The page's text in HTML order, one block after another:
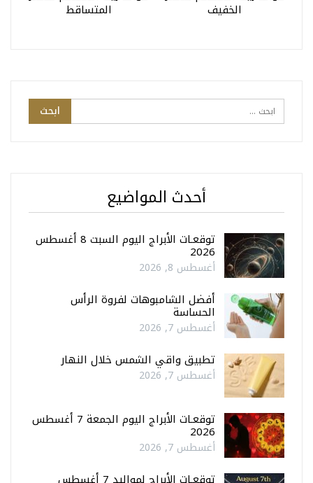
الخفيف المتساقط
أحدث المواضيع
توقعـات الأبراج اليوم السبت 8 أغسطس
2026
أغسطس 8, 2026
أفضل الشامبوهات لفروة الرأس
الحساسة
أغسطس 7, 2026
تطبيق واقي الشمس خلال النهار
أغسطس 7, 2026
توقعـات الأبراج اليوم الجمعة 7 أغسطس
2026
أغسطس 7, 2026